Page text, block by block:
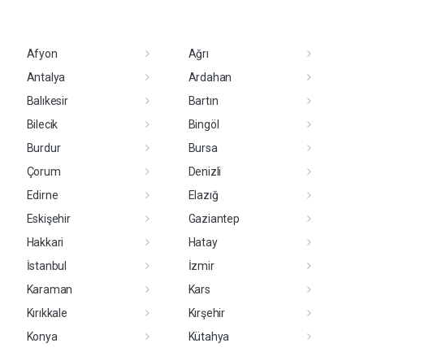
Afyon
Ağrı
Antalya
Ardahan
Balıkesir
Bartın
Bilecik
Bingöl
Burdur
Bursa
Çorum
Denizli
Edirne
Elazığ
Eskişehir
Gaziantep
Hakkari
Hatay
İstanbul
İzmir
Karaman
Kars
Kırıkkale
Kırşehir
Konya
Kütahya